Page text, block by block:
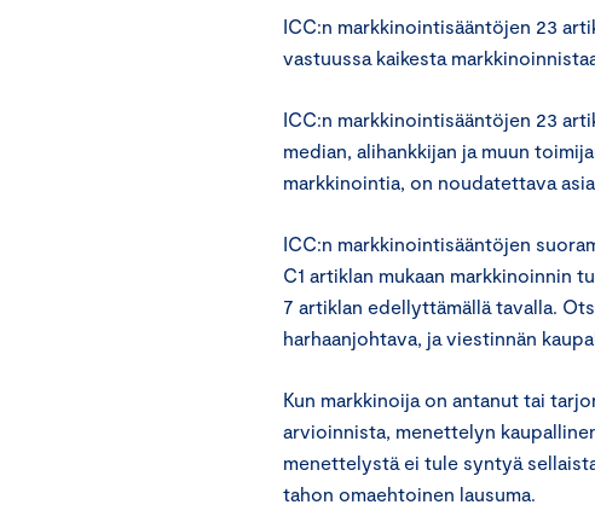
ICC:n markkinointisääntöjen 23
vastuussa kaikesta
ICC:n markkinointisääntöjen 23
median, alihankkijan ja muun
markkinointia, on noudatettava
ICC:n markkinointisääntöjen
C1 artiklan mukaan markkinoinnin
7 artiklan edellyttämällä tavalla.
harhaanjohtava, ja viestinnän
Kun markkinoija on antanut tai
arvioinnista, menettelyn
menettelystä ei tule syntyä
tahon omaehtoinen lausuma.